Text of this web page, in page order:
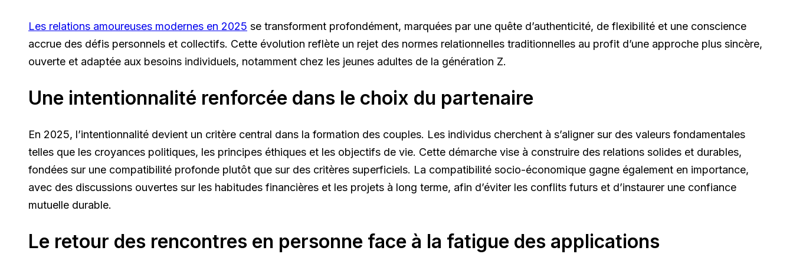
Les relations amoureuses modernes en 2025 se transforment profondément, marquées par une quête d’authenticité, de flexibilité et une conscience
accrue des défis personnels et collectifs. Cette évolution reflète un rejet des normes relationnelles traditionnelles au profit d’une approche plus sincère,
ouverte et adaptée aux besoins individuels, notamment chez les jeunes adultes de la génération Z.
Une intentionnalité renforcée dans le choix du partenaire
En 2025, l’intentionnalité devient un critère central dans la formation des couples. Les individus cherchent à s’aligner sur des valeurs fondamentales
telles que les croyances politiques, les principes éthiques et les objectifs de vie. Cette démarche vise à construire des relations solides et durables,
fondées sur une compatibilité profonde plutôt que sur des critères superficiels. La compatibilité socio-économique gagne également en importance,
avec des discussions ouvertes sur les habitudes financières et les projets à long terme, afin d’éviter les conflits futurs et d’instaurer une confiance
mutuelle durable.
Le retour des rencontres en personne face à la fatigue des applications